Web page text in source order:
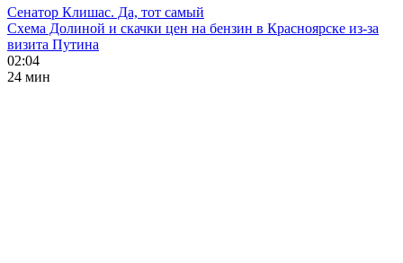
Сенатор Клишас. Да, тот самый
Схема Долиной и скачки цен на бензин в Красноярске из-за
визита Путина
02:04
24 мин